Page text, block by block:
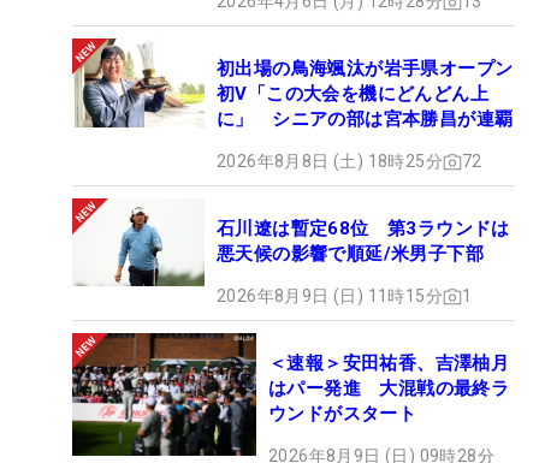
初出場の鳥海颯汰が岩手県オープン
初V「この大会を機にどんどん上
に」 シニアの部は宮本勝昌が連覇
2026年8月8日 (土) 18時25分 72
石川遼は暫定68位 第3ラウンドは
悪天候の影響で順延/米男子下部
2026年8月9日 (日) 11時15分 1
＜速報＞安田祐香、吉澤柚月
はパー発進 大混戦の最終ラ
ウンドがスタート
2026年8月9日 (日) 09時28分